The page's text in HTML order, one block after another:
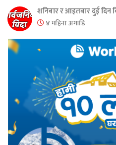
शनिबार र आइतबार दुई दिन
४ महिना अगाडि